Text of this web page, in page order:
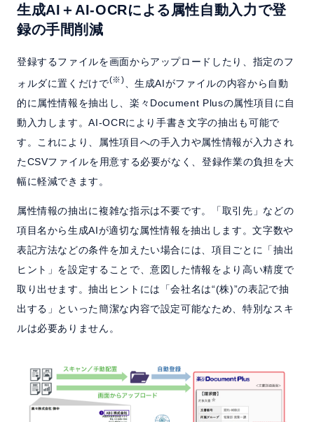
生成AI＋AI-OCRによる属性自動入力で登
録の手間削減
登録するファイルを画面からアップロードしたり、指定のフ
ォルダに置くだけで(※)
、生成AIがファイルの内容から自動
的に属性情報を抽出し、楽々Document Plusの属性項目に自
動入力します。AI-OCRにより手書き文字の抽出も可能で
す。これにより、属性項目への手入力や属性情報が入力され
たCSVファイルを用意する必要がなく、登録作業の負担を大
幅に軽減できます。
属性情報の抽出に複雑な指示は不要です。「取引先」などの
項目名から生成AIが適切な属性情報を抽出します。文字数や
表記方法などの条件を加えたい場合には、項目ごとに「抽出
ヒント」を設定することで、意図した情報をより高い精度で
取り出せます。抽出ヒントには「会社名は“(株)”の表記で抽
出する」といった簡潔な内容で設定可能なため、特別なスキ
ルは必要ありません。